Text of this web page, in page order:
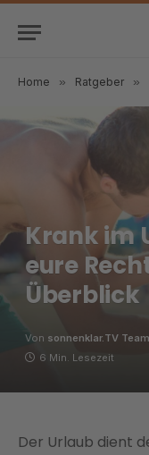
Home » Ratgeber »
Krank im
eure
Überblick
Von sonnenklar.TV Team
6 Min. Lesezeit
Der Urlaub dient